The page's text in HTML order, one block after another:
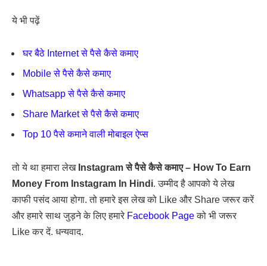
ये भी पढ़ें
घर बैठे Internet से पैसे कैसे कमाए
Mobile से पैसे कैसे कमाए
Whatsapp से पैसे कैसे कमाए
Share Market से पैसे कैसे कमाए
Top 10 पैसे कमाने वाली मोबाइल ऐप्स
तो ये था हमारा लेख Instagram से पैसे कैसे कमाए – How To Earn
Money From Instagram In Hindi. उम्मीद है आपको ये लेख
काफी पसंद आया होगा. तो हमारे इस लेख को Like और Share जरूर करें
और हमारे साथ जुड़ने के लिए हमारे Facebook Pageको भी जरूर
Like कर दें. धन्यवाद.